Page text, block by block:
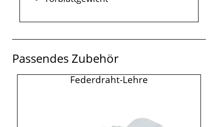
Passendes Zubehör
Federdraht-Lehre